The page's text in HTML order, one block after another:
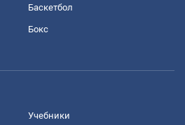
Баскетбол
Бокс
Учебники